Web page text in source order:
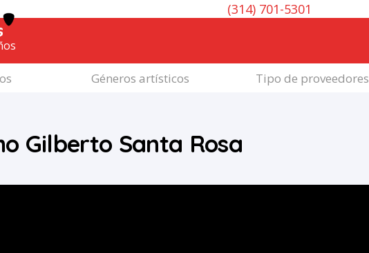
(314) 701-5301
Géneros artísticos Tipo de proveedores
Gilberto Santa Rosa